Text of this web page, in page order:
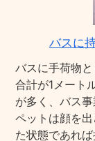
バスに
バスに手荷物
合計が1メート
が多く、バス
ペットは顔を
た状態であれば